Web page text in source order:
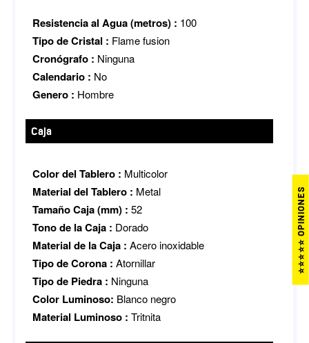
Resistencia al Agua (metros) : 100
Tipo de Cristal : Flame fusion
Cronógrafo : Ninguna
Calendario : No
Genero : Hombre
Caja
Color del Tablero : Multicolor
Material del Tablero : Metal
Tamaño Caja (mm) :52
Tono de la Caja : Dorado
Material de la Caja :Acero inoxidable
Tipo de Corona :Atornillar
Tipo de Piedra : Ninguna
Color Luminoso: Blanco negro
Material Luminoso :Tritnita
⭐⭐⭐⭐⭐ OPINIONES